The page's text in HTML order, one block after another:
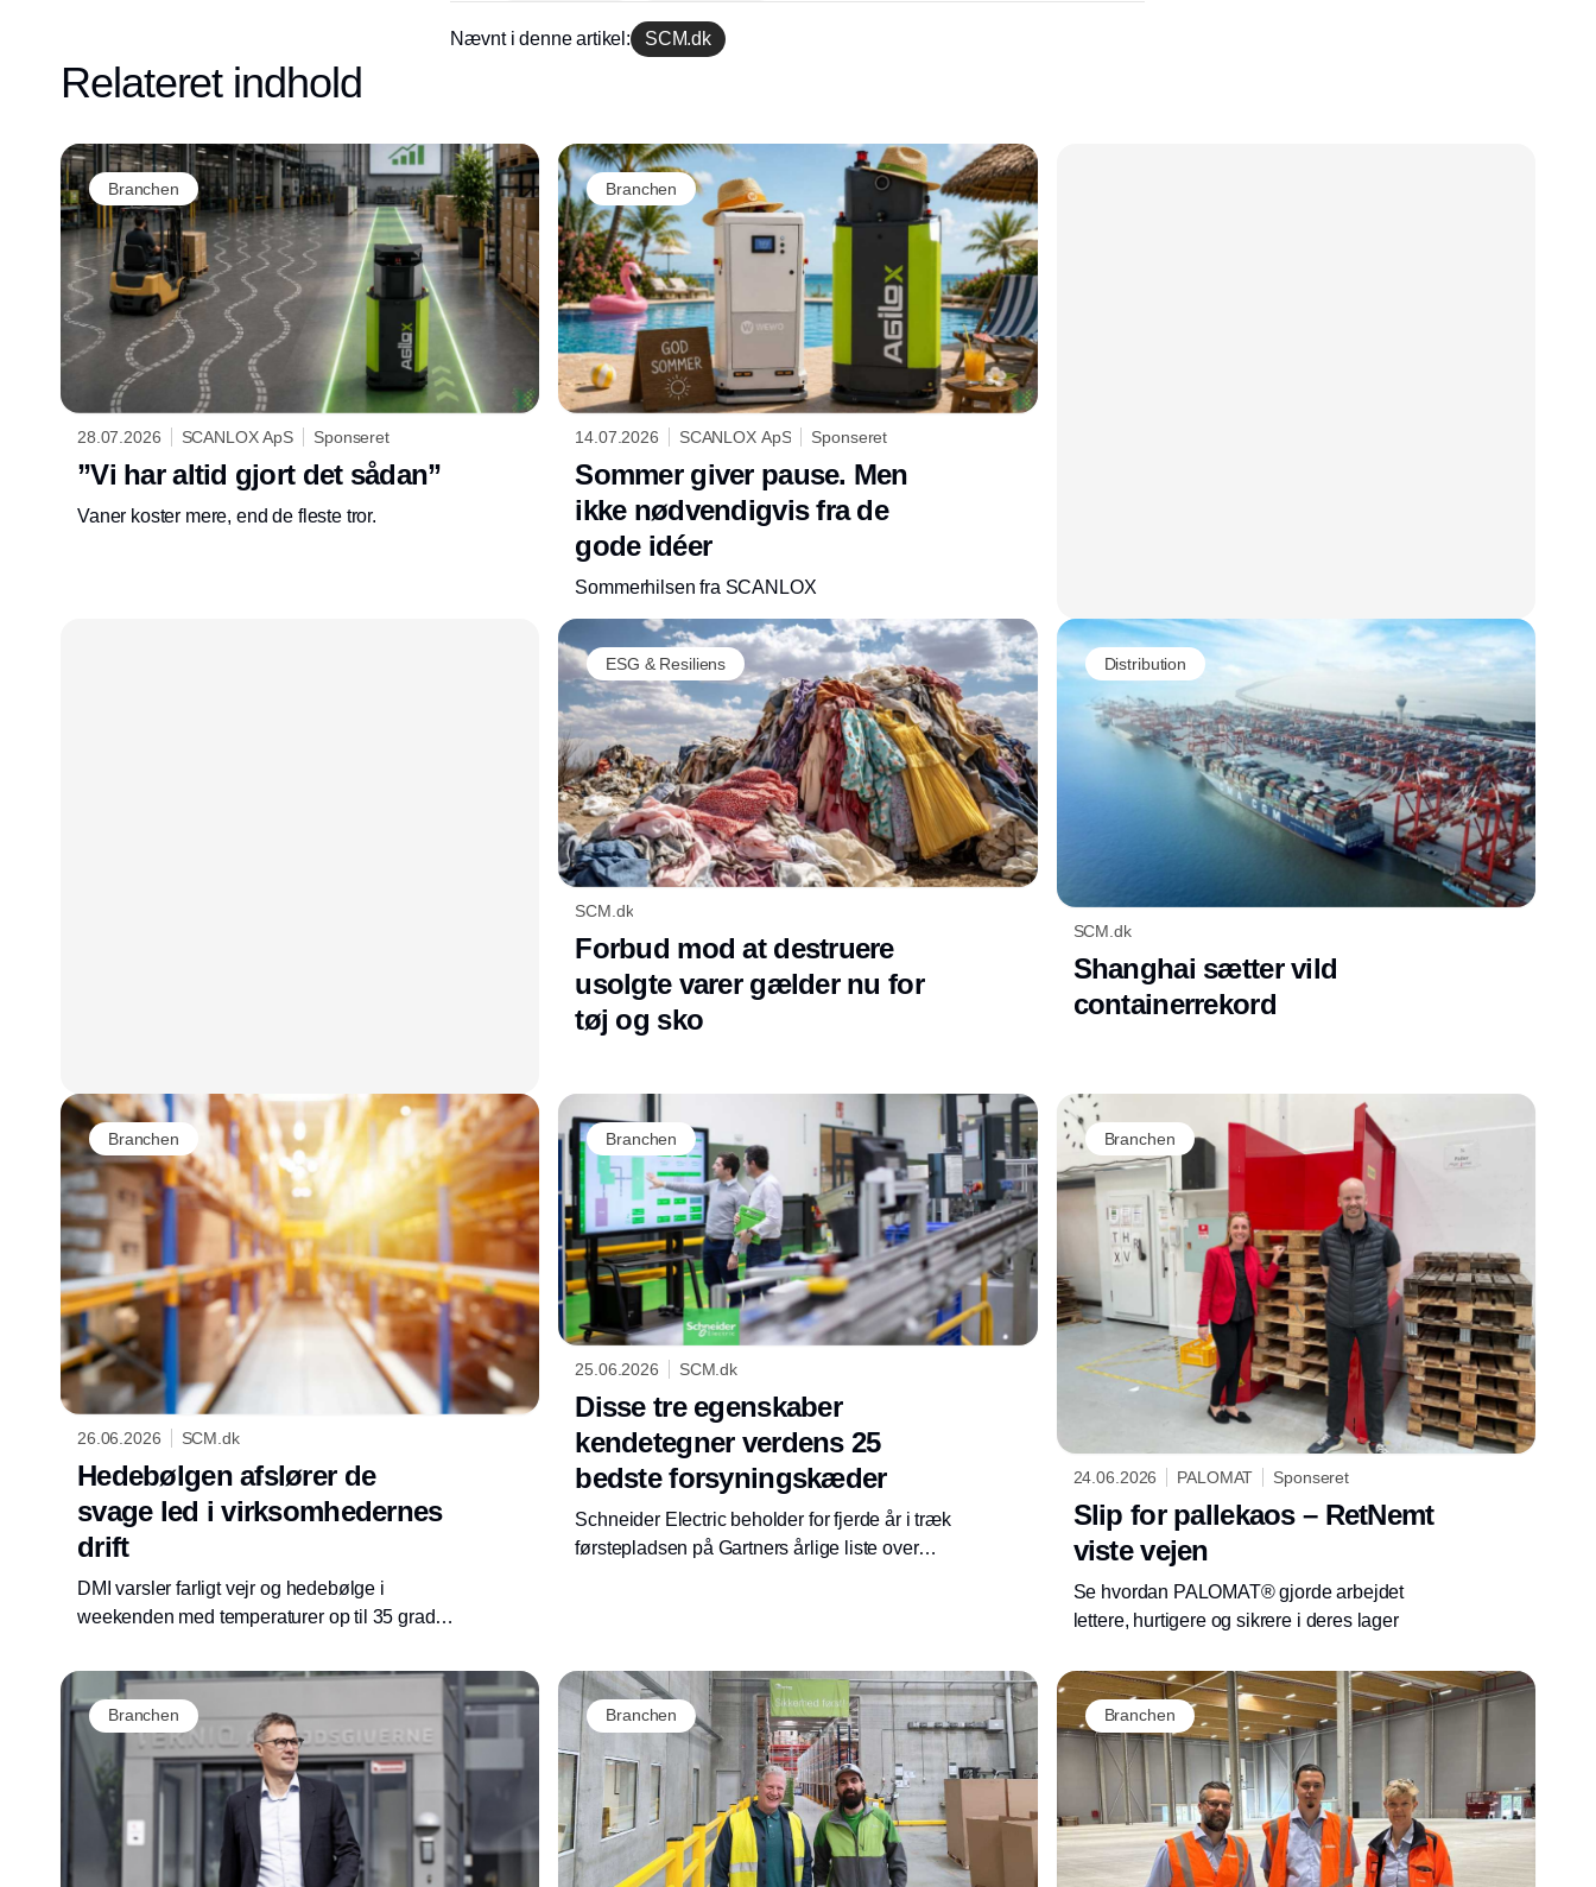
Nævnt i denne artikel: SCM.dk
Relateret indhold
Branchen
28.07.2026 SCANLOX ApS Sponseret
”Vi har altid gjort det sådan”
Vaner koster mere, end de fleste tror.
Branchen
14.07.2026 SCANLOX ApS Sponseret
Sommer giver pause. Men
ikke nødvendigvis fra de
gode idéer
Sommerhilsen fra SCANLOX
ESG & Resiliens
SCM.dk
Forbud mod at destruere
usolgte varer gælder nu for
tøj og sko
Distribution
SCM.dk
Shanghai sætter vild
containerrekord
Branchen
26.06.2026 SCM.dk
Hedebølgen afslører de
svage led i virksomhedernes
drift
DMI varsler farligt vejr og hedebølge i
weekenden med temperaturer op til 35 grader.
virksomheder bruge varslet til at gennemgå,
hvor varmen kan ramme medarbejdere,
bygninger, leverandører og kølekæder.
Branchen
25.06.2026 SCM.dk
Disse tre egenskaber
kendetegner verdens 25
bedste forsyningskæder
Schneider Electric beholder for fjerde år i træk
førstepladsen på Gartners årlige liste over
Branchen
24.06.2026 PALOMAT Sponseret
Slip for pallekaos – RetNemt
viste vejen
Se hvordan PALOMAT® gjorde arbejdet
lettere, hurtigere og sikrere i deres lager
Branchen Branchen Branchen